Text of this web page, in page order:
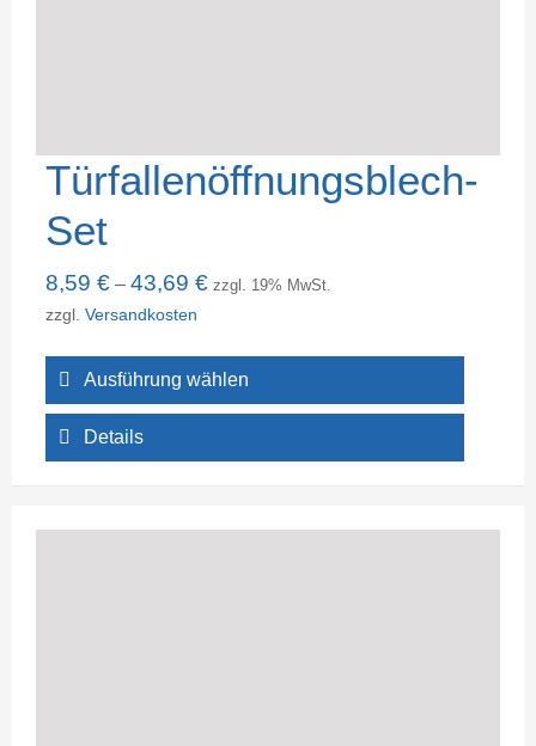
Türfallenöffnungsblech-
Set
8,59 €– 43,69 € zzgl. 19% MwSt.
zzgl. Versandkosten
Ausführung wählen
Details